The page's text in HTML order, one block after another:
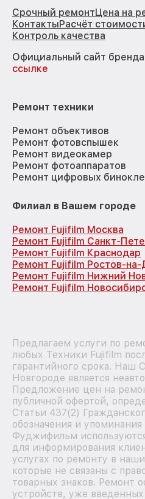
Срочный ремонтЦена на
КонтактыРасчёт
Контроль качества
Официальный сайт
ссылке
Ремонт техники
Ремонт объективов
Ремонт фотовспышек
Ремонт видеокамер
Ремонт фотоаппаратов
Ремонт цифровых
Филиал в Вашем городе
Ремонт Fujifilm Москва
Ремонт Fujifilm Санкт-
Ремонт Fujifilm Краснодар
Ремонт Fujifilm Ростов-на-
Ремонт Fujifilm Нижний
Ремонт Fujifilm
Предлагаем услуги по
любых Техники Fujifilm
гарантийного срока.
Новгороде является
Предложение цен на
публичной офертой,
Статьи 437(2)
обозначения и
Фуджифильм
для информирования
услугах по ремонту в
которые не связаны с
товарных знаков. Ремонт
устройств, уже